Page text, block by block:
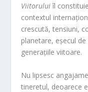
Viitoruluiîl
contextul
crescută, tensiuni,
planetare, eșecul
generațiile viitoare.
Nu lipsesc
tineretul, deoarece